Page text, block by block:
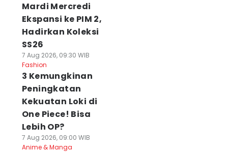
Mardi Mercredi
Ekspansi ke PIM 2,
Hadirkan Koleksi
SS26
7 Aug 2026, 09:30 WIB
Fashion
3 Kemungkinan
Peningkatan
Kekuatan Loki di
One Piece! Bisa
Lebih OP?
7 Aug 2026, 09:00 WIB
Anime & Manga